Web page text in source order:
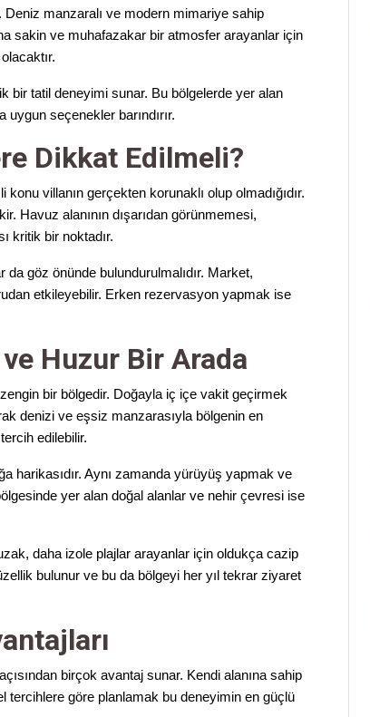
manzaralı ve modern mimariye sahip
sakin ve muhafazakar bir atmosfer arayanlar için
bir tatil deneyimi sunar. Bu bölgelerde yer alan
seçenekler barındırır.
Dikkat Edilmeli?
villanın gerçekten korunaklı olup olmadığıdır.
Havuz alanının dışarıdan görünmemesi,
kritik bir noktadır.
da göz önünde bulundurulmalıdır. Market,
etkileyebilir. Erken rezervasyon yapmak ise
Huzur Bir Arada
bir bölgedir. Doğayla iç içe vakit geçirmek
denizi ve eşsiz manzarasıyla bölgenin en
edilebilir.
harikasıdır. Aynı zamanda yürüyüş yapmak ve
yer alan doğal alanlar ve nehir çevresi ise
daha izole plajlar arayanlar için oldukça cazip
bulunur ve bu da bölgeyi her yıl tekrar ziyaret
birçok avantaj sunar. Kendi alanına sahip
tercihlere göre planlamak bu deneyimin en güçlü